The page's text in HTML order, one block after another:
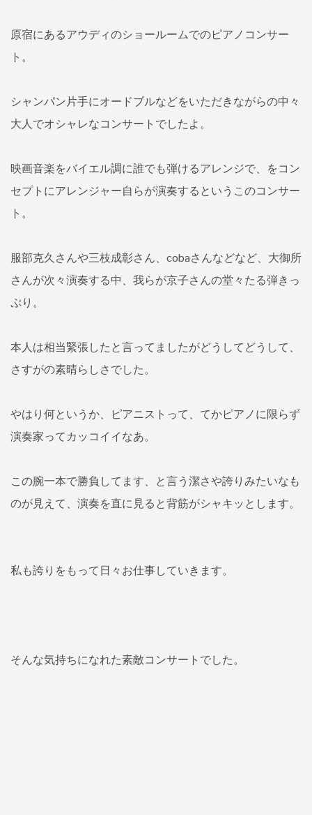
原宿にあるアウディのショールームでのピアノコンサー
ト。
シャンパン片手にオードブルなどをいただきながらの中々
大人でオシャレなコンサートでしたよ。
映画音楽をバイエル調に誰でも弾けるアレンジで、をコン
セプトにアレンジャー自らが演奏するというこのコンサー
ト。
服部克久さんや三枝成彰さん、cobaさんなどなど、大御所
さんが次々演奏する中、我らが京子さんの堂々たる弾きっ
ぷり。
本人は相当緊張したと言ってましたがどうしてどうして、
さすがの素晴らしさでした。
やはり何というか、ピアニストって、てかピアノに限らず
演奏家ってカッコイイなあ。
この腕一本で勝負してます、と言う潔さや誇りみたいなも
のが見えて、演奏を直に見ると背筋がシャキッとします。
私も誇りをもって日々お仕事していきます。
そんな気持ちになれた素敵コンサートでした。